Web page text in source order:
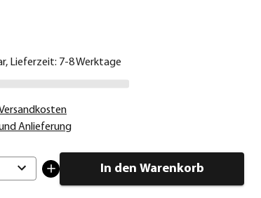
Lieferzeit: 7-8 Werktage
Anlieferung
In den Warenkorb